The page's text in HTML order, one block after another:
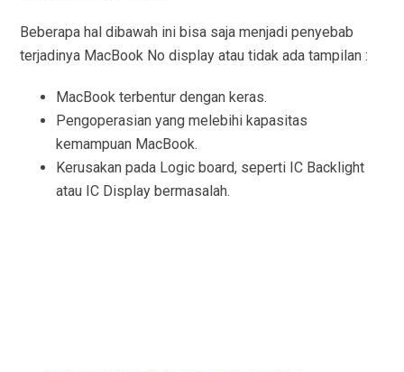
Beberapa hal dibawah ini bisa saja menjadi penyebab
terjadinya MacBook No display atau tidak ada tampilan :
MacBook terbentur dengan keras.
Pengoperasian yang melebihi kapasitas
kemampuan MacBook.
Kerusakan pada Logic board, seperti IC Backlight
atau IC Display bermasalah.